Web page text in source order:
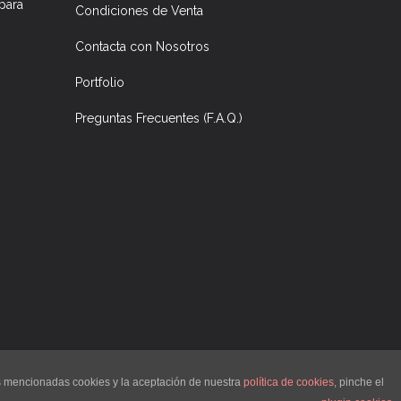
Condiciones de Venta
Contacta con Nosotros
Portfolio
Preguntas Frecuentes (F.A.Q.)
cookies y la aceptación de nuestra política de cookies, pinche el